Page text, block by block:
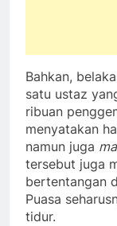
Bahkan,
satu ustaz
ribuan
menyatakan
namun juga
tersebut juga
bertentangan
Puasa
tidur.